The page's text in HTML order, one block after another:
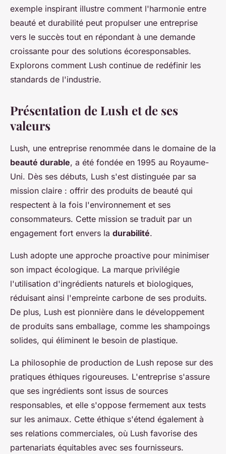
exemple inspirant illustre comment l'harmonie entre
beauté et durabilité peut propulser une entreprise
vers le succès tout en répondant à une demande
croissante pour des solutions écoresponsables.
Explorons comment Lush continue de redéfinir les
standards de l'industrie.
Présentation de Lush et de ses
valeurs
Lush, une entreprise renommée dans le domaine de la
beauté durable, a été fondée en 1995 au Royaume-
Uni. Dès ses débuts, Lush s'est distinguée par sa
mission claire : offrir des produits de beauté qui
respectent à la fois l'environnement et ses
consommateurs. Cette mission se traduit par un
engagement fort envers la durabilité.
Lush adopte une approche proactive pour minimiser
son impact écologique. La marque privilégie
l'utilisation d'ingrédients naturels et biologiques,
réduisant ainsi l'empreinte carbone de ses produits.
De plus, Lush est pionnière dans le développement
de produits sans emballage, comme les shampoings
solides, qui éliminent le besoin de plastique.
La philosophie de production de Lush repose sur des
pratiques éthiques rigoureuses. L'entreprise s'assure
que ses ingrédients sont issus de sources
responsables, et elle s'oppose fermement aux tests
sur les animaux. Cette éthique s'étend également à
ses relations commerciales, où Lush favorise des
partenariats équitables avec ses fournisseurs.